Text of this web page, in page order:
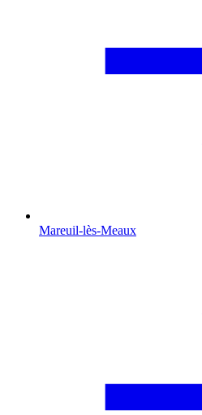
Mareuil-lès-Meaux